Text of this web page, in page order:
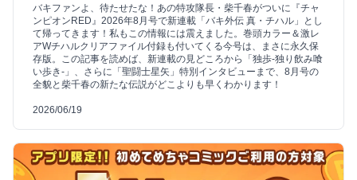
バキファンよ、待たせたな！あの特攻隊長・柴千春がついに『チャ
ンピオンRED』2026年8月号で新連載「バキ外伝 真・チハル」とし
て帰ってきます！私もこの情報には震えました。巻頭カラー＆激レ
アWチハルクリアファイル付録も付いてくる今号は、まさに永久保
存版。この記事を読めば、新連載の見どころから「独歩-独り飲み喰
い歩き-」、さらに「聖闘士星矢」特別インタビューまで、8月号の
全貌と柴千春の新たな伝説がどこよりも早くわかります！
2026/06/19